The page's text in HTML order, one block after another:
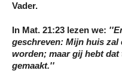
Vader.
In Mat. 21:23 lezen we:
geschreven: Mijn huis zal
worden; maar gij hebt
gemaakt.''